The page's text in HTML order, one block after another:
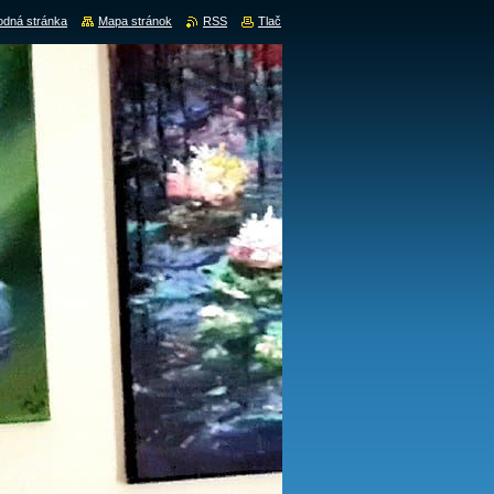
stránka Mapa stránok RSS Tlač